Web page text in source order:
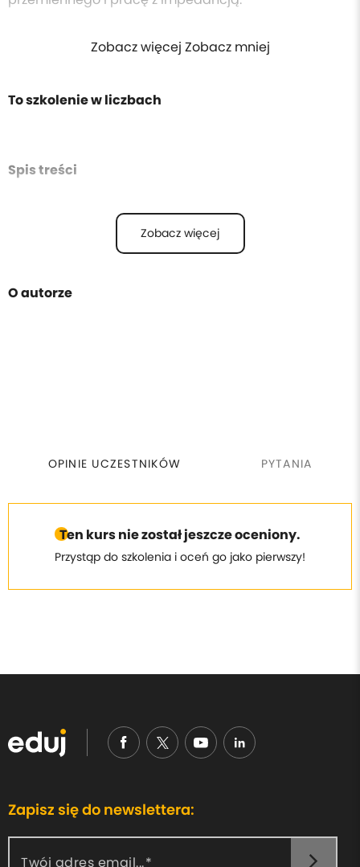
Zobacz więcej Zobacz mniej
To szkolenie w liczbach
Spis treści
Zobacz więcej
O autorze
OPINIE UCZESTNIKÓW PYTANIA
Ten kurs nie został jeszcze oceniony.
Przystąp do szkolenia i oceń go jako pierwszy!
Zapisz się do newslettera:
Twój adres email...